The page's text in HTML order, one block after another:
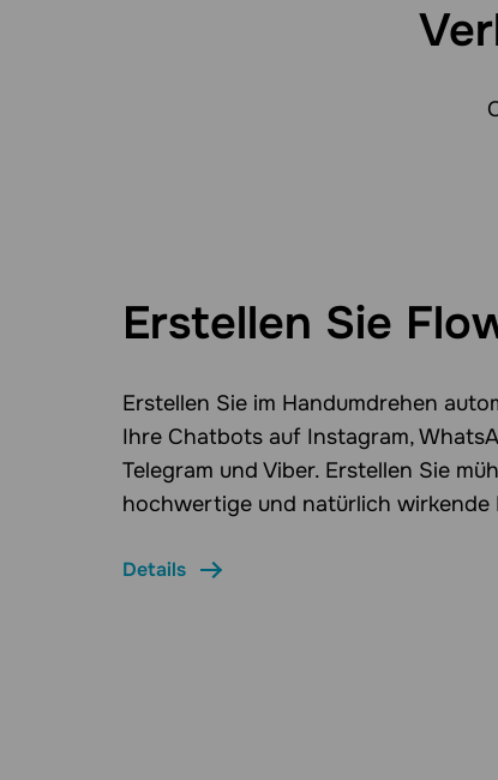
Erstellen Sie
Erstellen Sie im Handumdrehen
Ihre Chatbots auf Instagram,
Telegram und Viber. Erstellen Sie
hochwertige und natürlich wirkende
Details